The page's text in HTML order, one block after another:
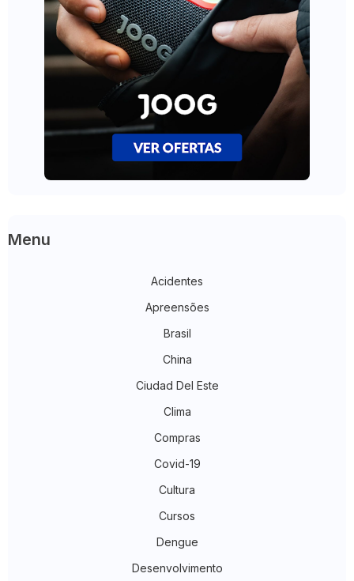
Menu
Acidentes
Apreensões
Brasil
China
Ciudad Del Este
Clima
Compras
Covid-19
Cultura
Cursos
Dengue
Desenvolvimento